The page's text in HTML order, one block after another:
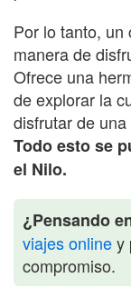
Por lo tanto, un
manera de
Ofrece una
de explorar la
disfrutar de
Todo esto se
el Nilo.
¿Pensando
viajes onliney
compromiso.